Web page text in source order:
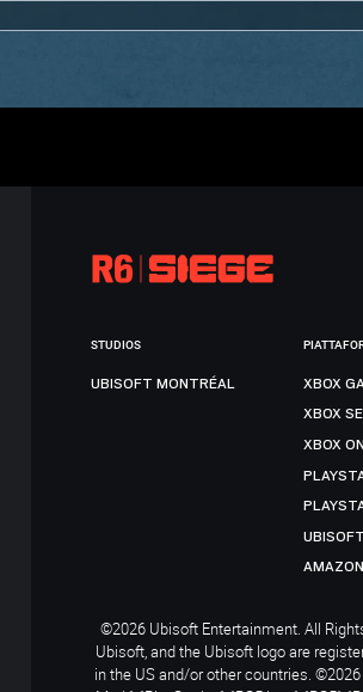
STUDIOS
UBISOFT MONTRÉAL
XBOX
XBOX
XBOX
©2026 Ubisoft Entertainment. All
Ubisoft, and the Ubisoft logo are
in the US and/or other countries.